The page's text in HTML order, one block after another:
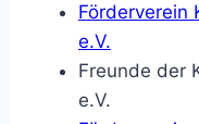
Förderverein
e.V.
Freunde der
e.V.